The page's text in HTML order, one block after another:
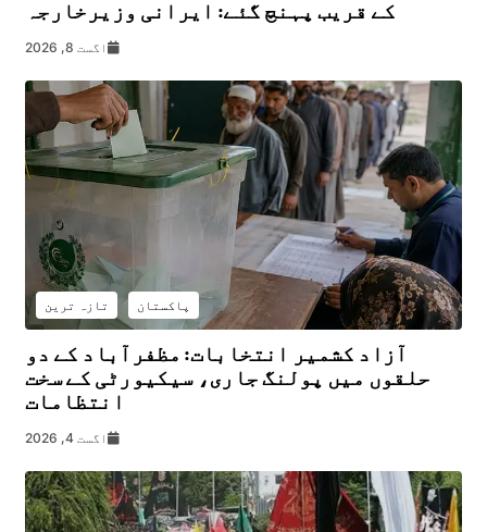
کے قریب پہنچ گئے: ایرانی وزیرخارجہ
اگست 8, 2026
پاکستان تازہ ترین
آزاد کشمیر انتخابات: مظفرآباد کے دو
حلقوں میں پولنگ جاری، سیکیورٹی کے سخت
انتظامات
اگست 4, 2026